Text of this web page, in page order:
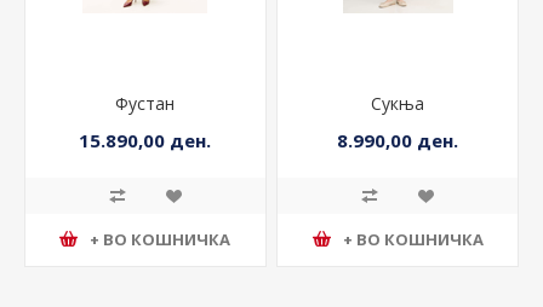
Фустан
15.890,00 ден.
+ ВО КОШНИЧКА
Сукња
8.990,00 ден.
+ ВО КОШНИЧКА